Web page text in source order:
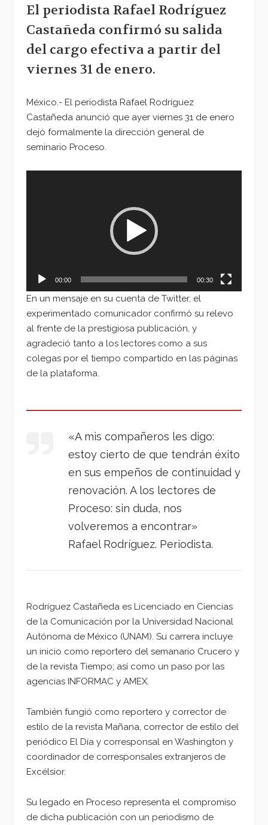
El periodista Rafael Rodríguez
Castañeda confirmó su salida
del cargo efectiva a partir del
viernes 31 de enero.
México.- El periodista Rafael Rodríguez
Castañeda anunció que ayer viernes 31 de enero
dejó formalmente la dirección general de
seminario Proceso.
00:00 00:30
En un mensaje en su cuenta de Twitter, el
experimentado comunicador confirmó su relevo
al frente de la prestigiosa publicación, y
agradeció tanto a los lectores como a sus
colegas por el tiempo compartido en las páginas
de la plataforma.
«A mis compañeros les digo:
estoy cierto de que tendrán éxito
en sus empeños de continuidad y
renovación. A los lectores de
Proceso: sin duda, nos
volveremos a encontrar»
Rafael Rodríguez. Periodista.
Rodríguez Castañeda es Licenciado en Ciencias
de la Comunicación por la Universidad Nacional
Autónoma de México (UNAM). Su carrera incluye
un inicio como reportero del semanario Crucero y
de la revista Tiempo; así como un paso por las
agencias INFORMAC y AMEX.
También fungió como reportero y corrector de
estilo de la revista Mañana, corrector de estilo del
periódico El Día y corresponsal en Washington y
coordinador de corresponsales extranjeros de
Excélsior.
Su legado en Proceso representa el compromiso
de dicha publicación con un periodismo de